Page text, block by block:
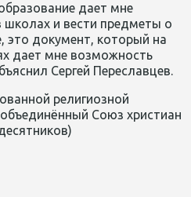
дает мне
и вести предметы о
это документ, который на
дает мне возможность
Сергей Переславцев.
религиозной
Союз христиан